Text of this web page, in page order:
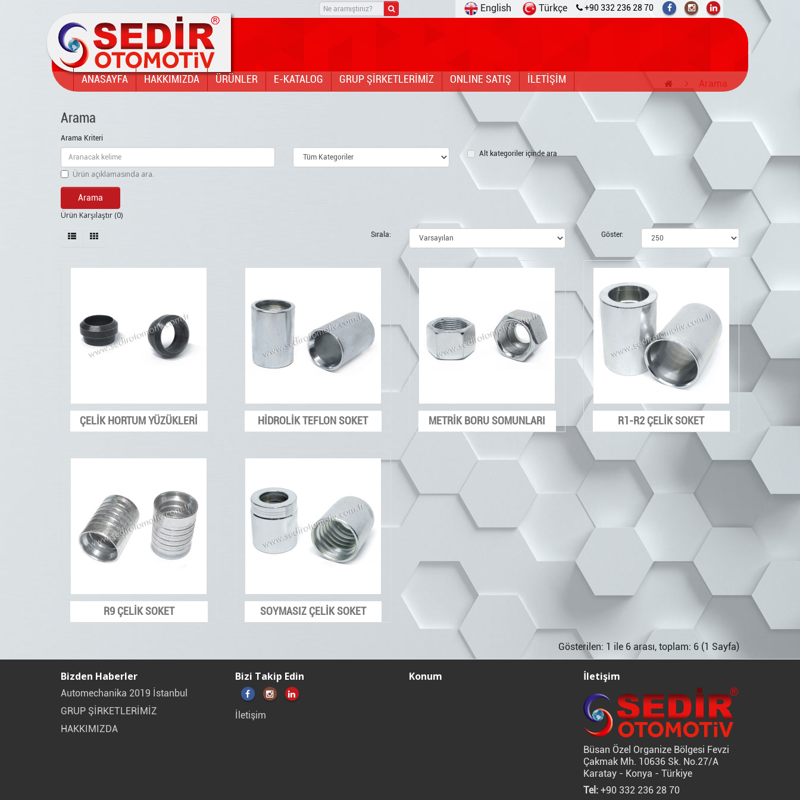
+90 332 236 28 70
English Türkçe
ANASAYFA HAKKIMIZDA ÜRÜNLER E-KATALOG GRUP ŞİRKETLERİMİZ ONLINE SATIŞ İLETİŞİM Arama
Arama
Arama Kriteri
Alt kategoriler içinde ara
Ürün açıklamasında ara.
Ürün Karşılaştır (0)
Sırala: Göster:
ÇELİK HORTUM YÜZÜKLERİ HİDROLİK TEFLON SOKET METRİK BORU SOMUNLARI R1-R2 ÇELİK SOKET
R9 ÇELİK SOKET SOYMASIZ ÇELİK SOKET
Gösterilen: 1 ile 6 arası, toplam: 6 (1 Sayfa)
Bizden Haberler
Automechanika 2019 İstanbul
GRUP ŞİRKETLERİMİZ
HAKKIMIZDA
Bizi Takip Edin
İletişim
Konum İletişim
Büsan Özel Organize Bölgesi Fevzi
Çakmak Mh. 10636 Sk. No.27/A
Karatay - Konya - Türkiye
Tel:+90 332 236 28 70